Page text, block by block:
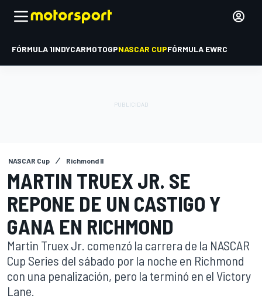
FÓRMULA 1INDYCARMOTOGPNASCAR CUPFÓRMULA EWRC
NASCAR Cup Richmond II
MARTIN TRUEX JR. SE
REPONE DE UN CASTIGO Y
GANA EN RICHMOND
Martin Truex Jr. comenzó la carrera de la NASCAR
Cup Series del sábado por la noche en Richmond
con una penalización, pero la terminó en el Victory
Lane.